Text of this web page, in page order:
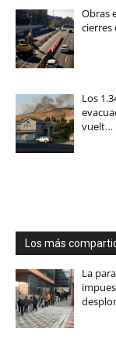
Obras
cierres
Los
vuelt…
Los más
La